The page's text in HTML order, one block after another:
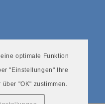
optimale Funktion
"Einstellungen" Ihre
"OK" zustimmen.